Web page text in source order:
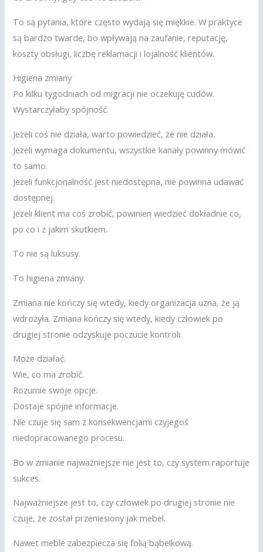
To są pytania, które często wydają się miękkie. W praktyce
są bardzo twarde, bo wpływają na zaufanie, reputację,
koszty obsługi, liczbę reklamacji i lojalność klientów.
Higiena zmiany
Po kilku tygodniach od migracji nie oczekuję cudów.
Wystarczyłaby spójność.
Jeżeli coś nie działa, warto powiedzieć, że nie działa.
Jeżeli wymaga dokumentu, wszystkie kanały powinny mówić
to samo.
Jeżeli funkcjonalność jest niedostępna, nie powinna udawać
dostępnej.
Jeżeli klient ma coś zrobić, powinien wiedzieć dokładnie co,
po co i z jakim skutkiem.
To nie są luksusy.
To higiena zmiany.
Zmiana nie kończy się wtedy, kiedy organizacja uzna, że ją
wdrożyła. Zmiana kończy się wtedy, kiedy człowiek po
drugiej stronie odzyskuje poczucie kontroli.
Może działać.
Wie, co ma zrobić.
Rozumie swoje opcje.
Dostaje spójne informacje.
Nie czuje się sam z konsekwencjami czyjegoś
niedopracowanego procesu.
Bo w zmianie najważniejsze nie jest to, czy system raportuje
sukces.
Najważniejsze jest to, czy człowiek po drugiej stronie nie
czuje, że został przeniesiony jak mebel.
Nawet meble zabezpiecza się folią bąbelkową.